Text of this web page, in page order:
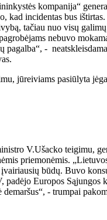
kompanija“
kad incidentas bus
tačiau nuo visų
nebuvo
pagalba“, -
jūreiviams pasiūlyta
V.Ušacko teigimu,
priemonėmis.
būdų. Buvo
padėjo Europos Sąjungos
- trumpai